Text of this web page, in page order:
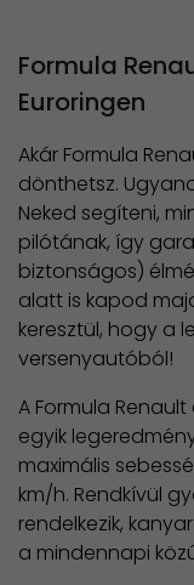
Formula
Euroringen
Akár Formula
dönthetsz.
Neked segíteni,
pilótának, így
biztonságos)
alatt is kapod
keresztül, hogy a
versenyautóból!
A Formula
egyik
maximális
km/h. Rendkívül
rendelkezik,
a mindennapi